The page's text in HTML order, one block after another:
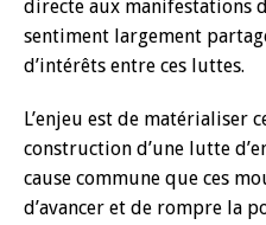
directe aux manifestations
sentiment largement
d’intérêts entre ces luttes.
L’enjeu est de matérialiser
construction d’une lutte
cause commune que ces
d’avancer et de rompre la